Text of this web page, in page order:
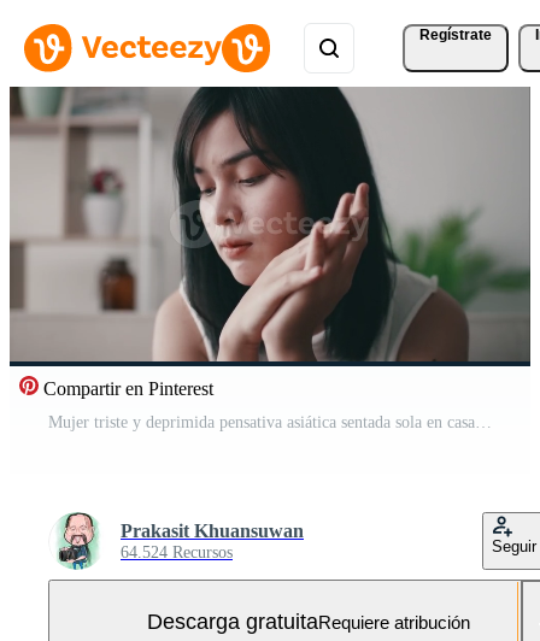
Regístrate
Compartir en Pinterest
Prakasit Khuansuwan
64.524 Recursos Seguir
Descarga gratuitaRequiere atribución